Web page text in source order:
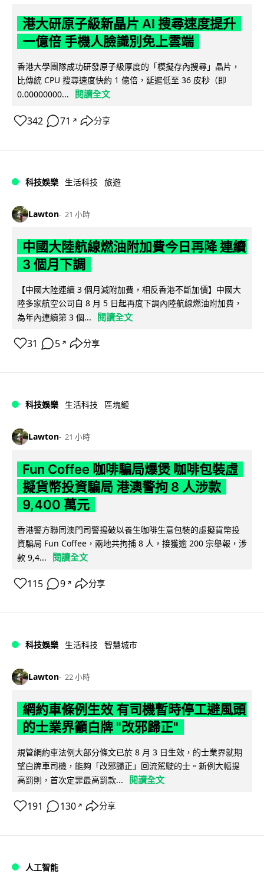
港大研原子級新晶片 AI 搜尋速度提升
一億倍 手機人臉識別免上雲端
香港大學團隊成功研發原子級厚度的「模擬存內搜尋」晶片，
比傳統 CPU 搜尋速度快約 1 億倍，延遲低至 36 皮秒（即
0.00000000...
閱讀全文
342 71 ↗ 分享
科技娛樂 生活科技 旅遊
Lawton 21 小時
中國大陸航線燃油附加費今日再降 連續
3 個月下調
【中國大陸連續 3 個月減附加費，相反香港不斷加價】中國大
陸多家航空公司自 8 月 5 日起再度下調內陸航線燃油附加費，
為年內連續第 3 個...
閱讀全文
31 5 ↗ 分享
科技娛樂 生活科技 區塊鏈
Lawton 21 小時
Fun Coffee 咖啡騙局爆煲 咖啡包裝虛
擬貨幣投資騙局 港澳警拘 8 人涉款
9,400 萬元
香港警方聯同澳門司警搗破以養生咖啡生意包裝的虛擬貨幣投
資騙局 Fun Coffee，兩地共拘捕 8 人，接獲逾 200 宗舉報，涉
款 9,4...
閱讀全文
115 9 ↗ 分享
科技娛樂 生活科技 智慧城市
Lawton 22 小時
網約車條例生效 有司機暫時停工避風頭
的士業界籲白牌 "改邪歸正"
規管網約車法例大部分條文已於 8 月 3 日生效，的士業界就期
望白牌車司機，能夠「改邪歸正」回流駕駛的士。新例大幅提
高罰則，首次定罪最高罰款...
閱讀全文
191 130 ↗ 分享
人工智能